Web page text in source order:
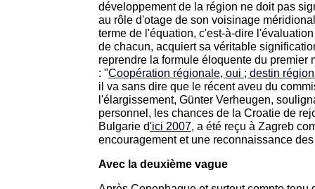
développement de la région ne doit pas
au rôle d'otage de son voisinage
terme de l'équation, c'est-à-dire
de chacun, acquiert sa véritable
reprendre la formule éloquente du premier
: "Coopération régionale, oui ; destin
il va sans dire que le récent aveu du
l'élargissement, Günter Verheugen,
personnel, les chances de la Croatie de
Bulgarie d'ici 2007, a été reçu à Zagreb
encouragement et une reconnaissance
Avec la deuxième vague